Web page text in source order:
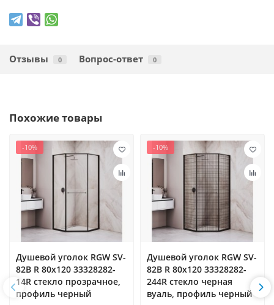
Отзывы 0 Вопрос-ответ 0
Похожие товары
-10%
Душевой уголок RGW SV-
82B R 80x120 33328282-
14R стекло прозрачное,
профиль черный
-10%
Душевой уголок RGW SV-
82B R 80x120 33328282-
244R стекло черная
вуаль, профиль черный